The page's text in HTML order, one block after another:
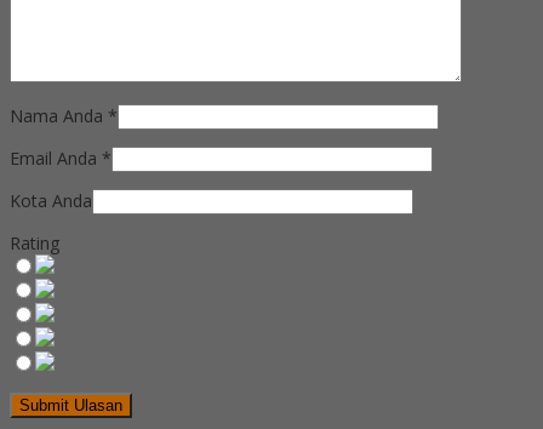
Nama Anda *
Email Anda *
Kota Anda
Rating